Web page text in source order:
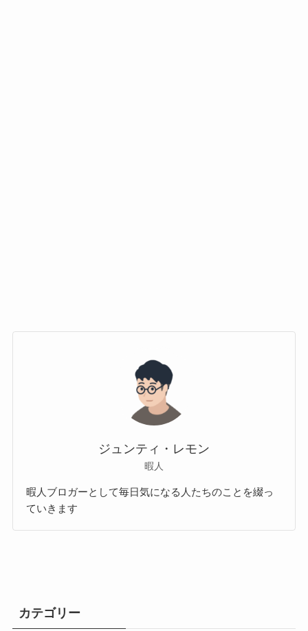
ジュンティ・レモン
暇人
暇人ブロガーとして毎日気になる人たちのことを綴っ
ていきます
カテゴリー